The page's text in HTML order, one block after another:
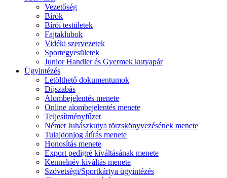
Vezetőség
Bírók
Bírói testületek
Fajtaklubok
Vidéki szervezetek
Sportegyesületek
Junior Handler és Gyermek kutyapár
Ügyintézés
Letölthető dokumentumok
Díjszabás
Alombejelentés menete
Online alombejelentés menete
Teljesítményfűzet
Német Juhászkutya törzskönyvezésének menete
Tulajdonjog átírás menete
Honosítás menete
Export pedigré kiváltásának menete
Kennelnév kiváltás menete
Szövetségi/Sportkártya ügyintézés